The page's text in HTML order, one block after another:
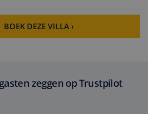
4.80% van het totale bedrag
BOEK DEZE VILLA ›
zeggen op Trustpilot